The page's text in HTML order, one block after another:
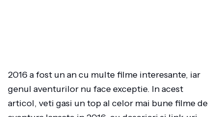
2016 a fost un an cu multe filme interesante, iar
genul aventurilor nu face exceptie. In acest
articol, veti gasi un top al celor mai bune filme de